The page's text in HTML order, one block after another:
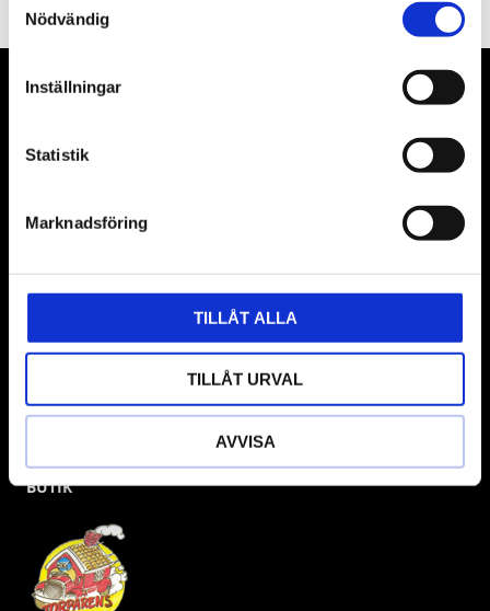
Nödvändig
Inställningar
Statistik
Marknadsföring
TILLÅT ALLA
TILLÅT URVAL
AVVISA
VÅRA LEVERANTÖRER
Våra främsta leverantörer är KS Tools verktyg, ATH billyftar
& däckmaskiner och Master luftmaskiner. Kontakta oss
gärna om vad som helst då vi gör vårt yttersta för att hjälpa
BUTIK